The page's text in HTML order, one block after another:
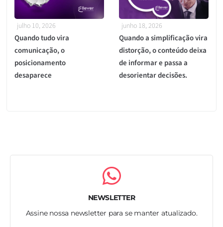
julho 10, 2026
Quando tudo vira
comunicação, o
posicionamento
desaparece
junho 18, 2026
Quando a simplificação vira
distorção, o conteúdo deixa
de informar e passa a
desorientar decisões.
NEWSLETTER
Assine nossa newsletter para se manter atualizado.